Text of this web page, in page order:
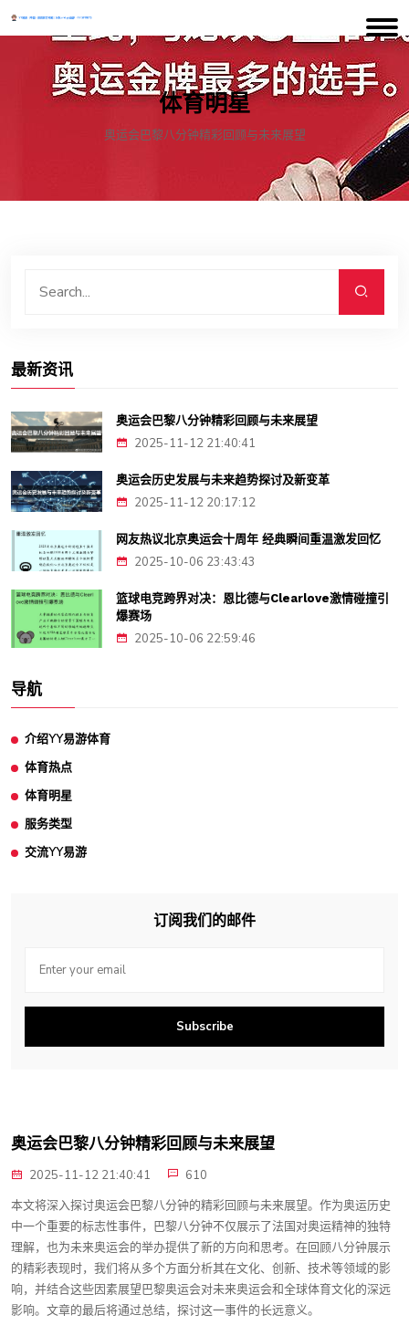
体育明星
奥运会巴黎八分钟精彩回顾与未来展望
最新资讯
奥运会巴黎八分钟精彩回顾与未来展望
2025-11-12 21:40:41
奥运会历史发展与未来趋势探讨及新变革
2025-11-12 20:17:12
网友热议北京奥运会十周年 经典瞬间重温激发回忆
2025-10-06 23:43:43
篮球电竞跨界对决：恩比德与Clearlove激情碰撞引
爆赛场
2025-10-06 22:59:46
导航
介绍YY易游体育
体育热点
体育明星
服务类型
交流YY易游
订阅我们的邮件
Subscribe
奥运会巴黎八分钟精彩回顾与未来展望
2025-11-12 21:40:41
610
本文将深入探讨奥运会巴黎八分钟的精彩回顾与未来展望。作为奥运历史
中一个重要的标志性事件，巴黎八分钟不仅展示了法国对奥运精神的独特
理解，也为未来奥运会的举办提供了新的方向和思考。在回顾八分钟展示
的精彩表现时，我们将从多个方面分析其在文化、创新、技术等领域的影
响，并结合这些因素展望巴黎奥运会对未来奥运会和全球体育文化的深远
影响。文章的最后将通过总结，探讨这一事件的长远意义。